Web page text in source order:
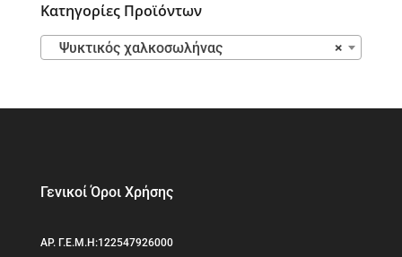
Κατηγορίες Προϊόντων
×
Ψυκτικός χαλκοσωλήνας
Γενικοί Όροι Χρήσης
ΑΡ. Γ.Ε.Μ.Η:122547926000